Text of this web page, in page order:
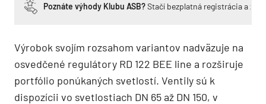
Poznáte výhody Klubu ASB?Stačí bezplatná registrácia a
Výrobok svojím rozsahom variantov nadväzuje na
osvedčené regulátory RD 122 BEE line a rozširuje
portfólio ponúkaných svetlostí. Ventily sú k
dispozícii vo svetlostiach DN 65 až DN 150, v